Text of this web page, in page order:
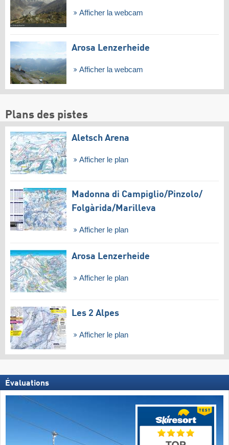
Afficher la webcam
Arosa Lenzerheide
Afficher la webcam
Plans des pistes
Aletsch Arena
Afficher le plan
Madonna di Campiglio/​Pinzolo/​
Folgàrida/​Marilleva
Afficher le plan
Arosa Lenzerheide
Afficher le plan
Les 2 Alpes
Afficher le plan
Évaluations